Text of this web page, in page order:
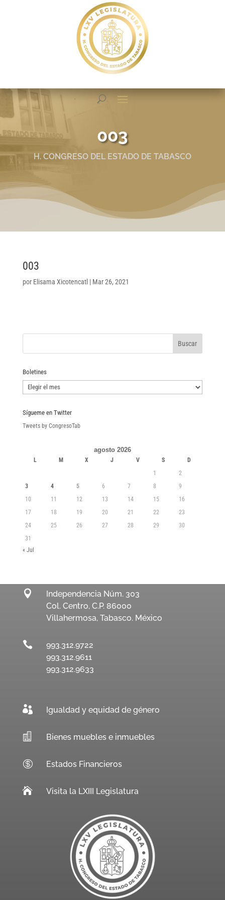
003
H. CONGRESO DEL ESTADO DE TABASCO
003
por Elisama Xicotencatl | Mar 26, 2021
Boletines
Boletines
Sígueme en Twitter
Tweets by CongresoTab
agosto 2026
L M X J V S
D
1
2
3
4 5 6 7 8
9
10
11 12 13 14 15
16
17
18 19 20 21 22
23
24
25 26 27 28 29
30
31
« Jul

Independencia Núm. 303
Col. Centro, C.P. 86000
Villahermosa, Tabasco. México

993.312.9722
993.312.9611
993.312.9633
 Igualdad y equidad de género
 Bienes muebles e inmuebles
 Estados Financieros
 Visita la LXIII Legislatura